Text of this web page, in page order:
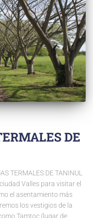
DE
TERMALES DE TANINUL
Valles para visitar el
el asentamiento más
los vestigios de la
Tamtoc (lugar de